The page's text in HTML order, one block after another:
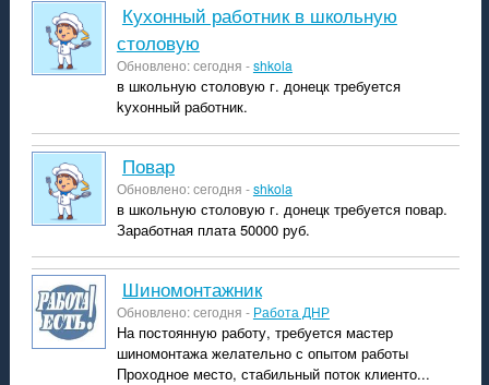
Кухонный работник в школьную
столовую
Обновлено: сегодня -shkola
в школьную столовую г. донецк требуется
kухонный работник.
Повар
Обновлено: сегодня -shkola
в школьную столовую г. донецк требуется повар.
Заработная плата 50000 руб.
шиномонтажник
Обновлено: сегодня - Работа ДНР
На постоянную работу, требуется мастер
шиномонтажа желательно с опытом работы
Проходное место, стабильный поток клиенто...